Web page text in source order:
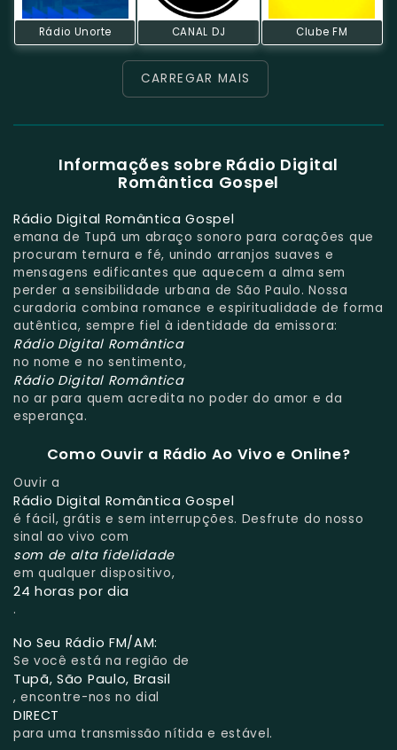
Rádio Unorte CANAL DJ Clube FM
CARREGAR MAIS
Informações sobre Rádio Digital
Romântica Gospel
Rádio Digital Romântica Gospel
emana de Tupã um abraço sonoro para corações que
procuram ternura e fé, unindo arranjos suaves e
mensagens edificantes que aquecem a alma sem
perder a sensibilidade urbana de São Paulo. Nossa
curadoria combina romance e espiritualidade de forma
autêntica, sempre fiel à identidade da emissora:
Rádio Digital Romântica
no nome e no sentimento,
Rádio Digital Romântica
no ar para quem acredita no poder do amor e da
esperança.
Como Ouvir a Rádio Ao Vivo e Online?
Ouvir a
Rádio Digital Romântica Gospel
é fácil, grátis e sem interrupções. Desfrute do nosso
sinal ao vivo com
som de alta fidelidade
em qualquer dispositivo,
24 horas por dia
.
No Seu Rádio FM/AM:
Se você está na região de
Tupã, São Paulo, Brasil
, encontre-nos no dial
DIRECT
para uma transmissão nítida e estável.